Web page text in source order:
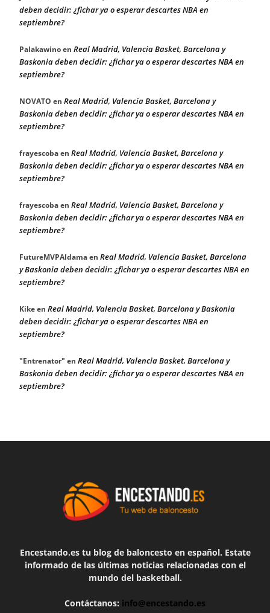
deben decidir: ¿fichar ya o esperar descartes NBA en
septiembre?
Palakawinoen Real Madrid, Valencia Basket, Barcelona y
Baskonia deben decidir: ¿fichar ya o esperar descartes NBA en
septiembre?
NOVATO en Real Madrid, Valencia Basket, Barcelona y
Baskonia deben decidir: ¿fichar ya o esperar descartes NBA en
septiembre?
frayescobaen Real Madrid, Valencia Basket, Barcelona y
Baskonia deben decidir: ¿fichar ya o esperar descartes NBA en
septiembre?
frayescobaen Real Madrid, Valencia Basket, Barcelona y
Baskonia deben decidir: ¿fichar ya o esperar descartes NBA en
septiembre?
FutureMVPAldamaen Real Madrid, Valencia Basket, Barcelona
y Baskonia deben decidir: ¿fichar ya o esperar descartes NBA en
septiembre?
Kikeen Real Madrid, Valencia Basket, Barcelona y Baskonia
deben decidir: ¿fichar ya o esperar descartes NBA en
septiembre?
"Entrenator" en Real Madrid, Valencia Basket, Barcelona y
Baskonia deben decidir: ¿fichar ya o esperar descartes NBA en
septiembre?
Encestando.es tu blog de baloncesto en español. Estate
informado de las últimas noticias relacionadas con el
mundo del basketball.
Contáctanos: info@encestando.es